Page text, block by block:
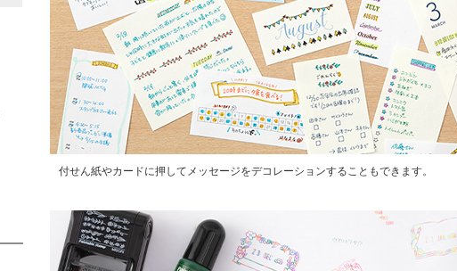
付せん紙やカードに押してメッセージをデコレーションすることもできます。